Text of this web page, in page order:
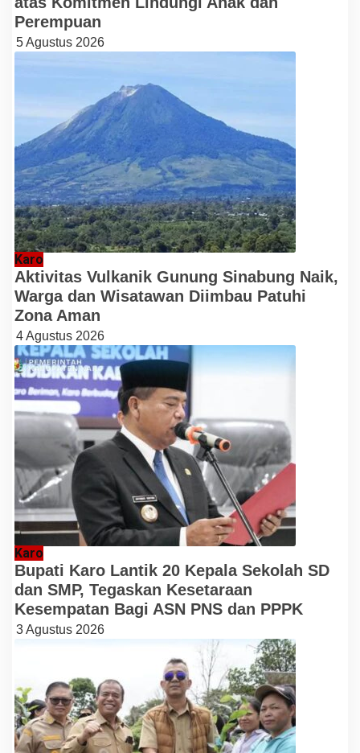
Perempuan
5 Agustus 2026
Karo
Aktivitas Vulkanik Gunung Sinabung Naik,
Warga dan Wisatawan Diimbau Patuhi
Zona Aman
4 Agustus 2026
Karo
Bupati Karo Lantik 20 Kepala Sekolah SD
dan SMP, Tegaskan Kesetaraan
Kesempatan Bagi ASN PNS dan PPPK
3 Agustus 2026